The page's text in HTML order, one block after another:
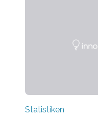
Statistiken